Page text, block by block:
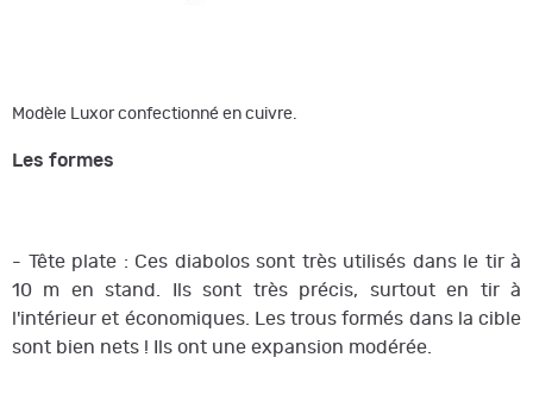
Modèle Luxor confectionné en cuivre.
Les formes
- Tête plate : Ces diabolos sont très utilisés dans le tir à
10 m en stand. Ils sont très précis, surtout en tir à
l'intérieur et économiques. Les trous formés dans la cible
sont bien nets ! Ils ont une expansion modérée.